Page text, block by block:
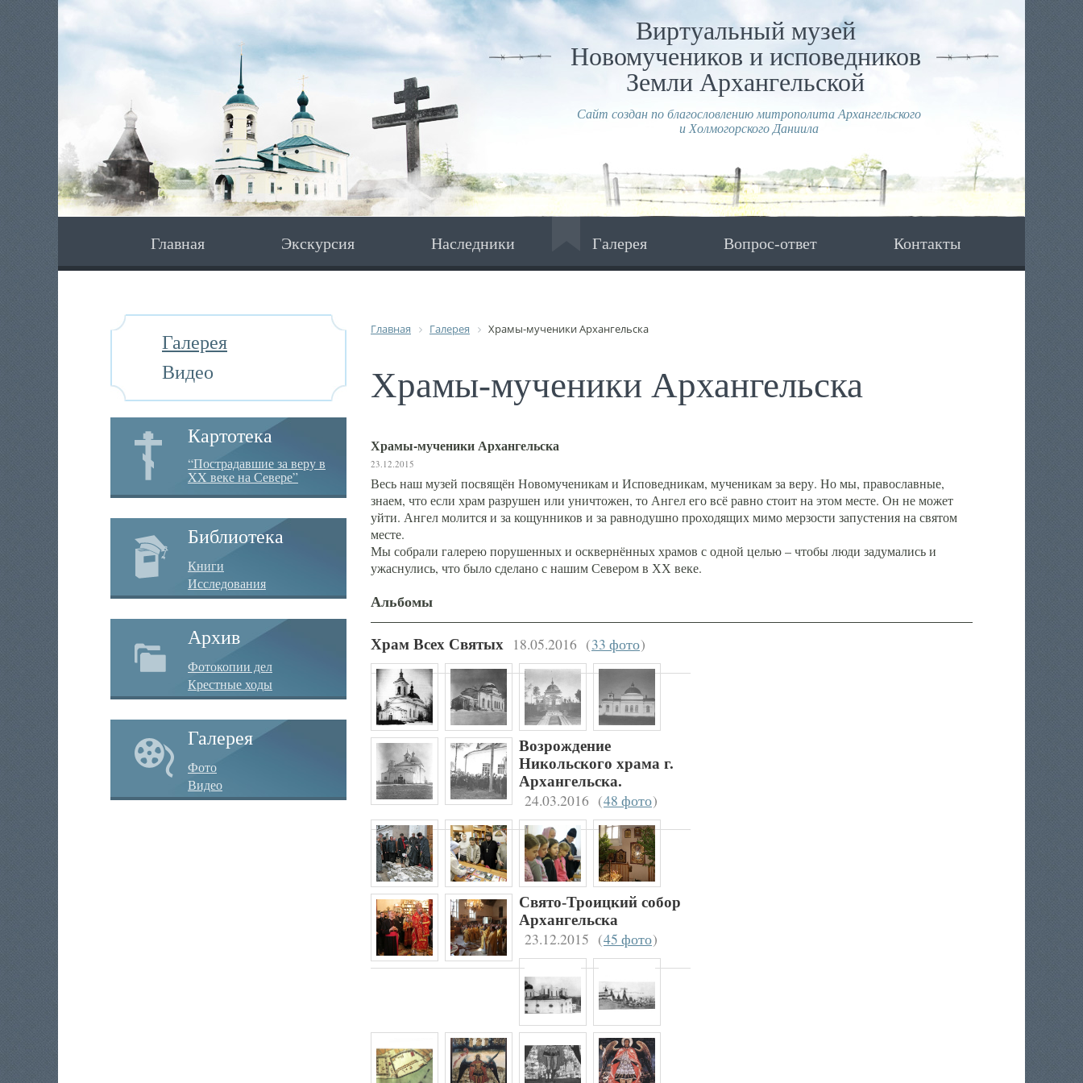
Виртуальный музей
Новомучеников и исповедников
Земли Архангельской
Сайт создан по благословлению митрополита Архангельского
и Холмогорского Даниила
Главная Экскурсия Наследники Галерея Вопрос-ответ Контакты
Галерея
Видео
Картотека
“Пострадавшие за веру в
XX веке на Севере”
Библиотека
Книги
Исследования
Архив
Фотокопии дел
Крестные ходы
Галерея
Фото
Видео
Главная Галерея Храмы-мученики Архангельска
Храмы-мученики Архангельска
Храмы-мученики Архангельска
23.12.2015
Весь наш музей посвящён Новомученикам и Исповедникам, мученикам за веру. Но мы, православные,
знаем, что если храм разрушен или уничтожен, то Ангел его всё равно стоит на этом месте. Он не может
уйти. Ангел молится и за кощунников и за равнодушно проходящих мимо мерзости запустения на святом
месте.
Мы собрали галерею порушенных и осквернённых храмов с одной целью – чтобы люди задумались и
ужаснулись, что было сделано с нашим Севером в ХХ веке.
Альбомы
Храм Всех Святых 18.05.2016 (33 фото)
Возрождение
Никольского храма г.
Архангельска.
24.03.2016 (48 фото)
Свято-Троицкий собор
Архангельска
23.12.2015 (45 фото)